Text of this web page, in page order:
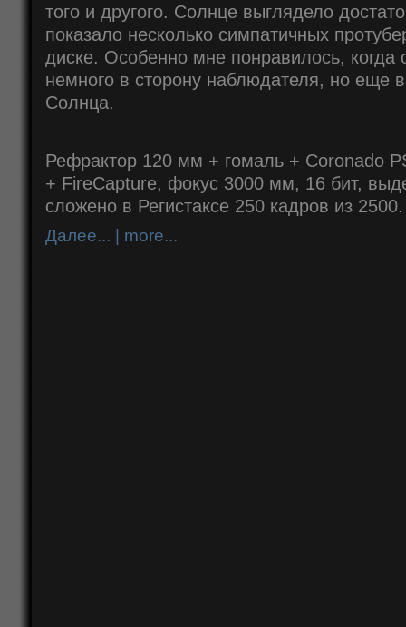
того и другого. Солнце выглядело
показало несколько симпатичных
диске. Особенно мне понравилось,
немного в сторону наблюдателя, но еще
Солнца.
Рефрактор 120 мм + гомаль + Coronado
+ FireCapture, фокус 3000 мм, 16 бит,
сложено в Регистаксе 250 кадров из 2500.
Далее... | more...